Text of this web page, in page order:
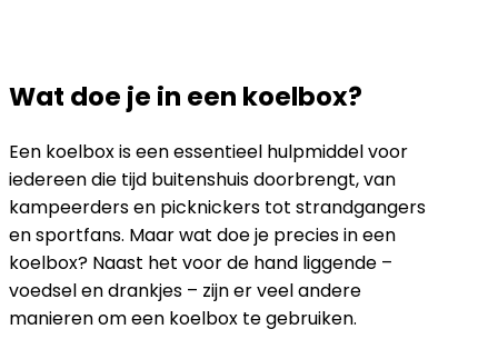
Wat doe je in een koelbox?
Een koelbox is een essentieel hulpmiddel voor
iedereen die tijd buitenshuis doorbrengt, van
kampeerders en picknickers tot strandgangers
en sportfans. Maar wat doe je precies in een
koelbox? Naast het voor de hand liggende –
voedsel en drankjes – zijn er veel andere
manieren om een koelbox te gebruiken.